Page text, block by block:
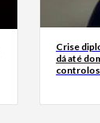
Crise
dá até